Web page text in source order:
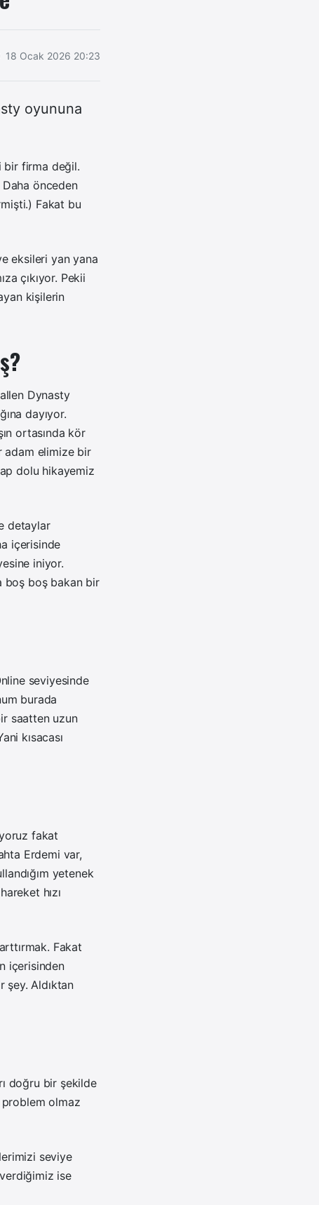
18 Ocak 2026 20:23
oyununa
bir firma değil.
önceden
Fakat bu
eksileri yan yana
çıkıyor. Pekii
kişilerin
Dynasty
dayıyor.
ortasında kör
adam elimize bir
dolu hikayemiz
detaylar
içerisinde
iniyor.
boş boş bakan bir
seviyesinde
burada
saatten uzun
kısacası
fakat
Erdemi var,
yetenek
hızı
Fakat
içerisinden
Aldıktan
doğru bir şekilde
problem olmaz
seviye
ise